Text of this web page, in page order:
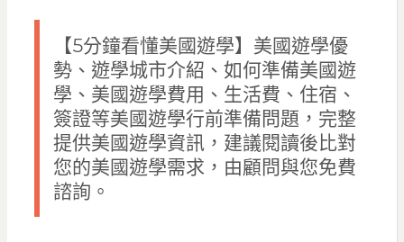
【5分鐘看懂美國遊學】美國遊學優
勢、遊學城市介紹、如何準備美國遊
學、美國遊學費用、生活費、住宿、
簽證等美國遊學行前準備問題，完整
提供美國遊學資訊，建議閱讀後比對
您的美國遊學需求，由顧問與您免費
諮詢。